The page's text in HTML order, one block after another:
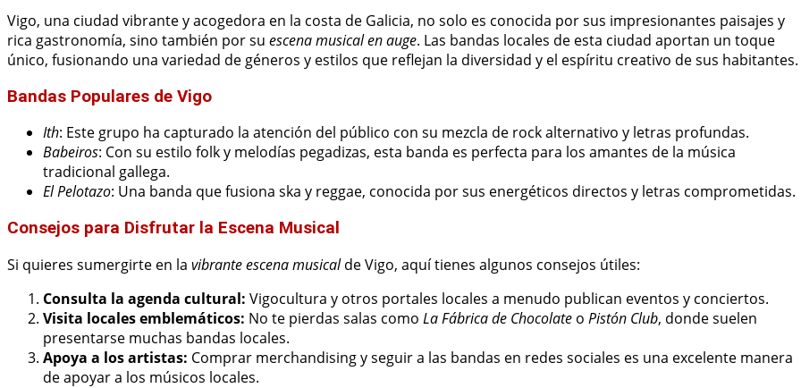
Vigo, una ciudad vibrante y acogedora en la costa de Galicia, no solo es conocida por sus impresionantes paisajes y
rica gastronomía, sino también por su escena musical en auge. Las bandas locales de esta ciudad aportan un toque
único, fusionando una variedad de géneros y estilos que reflejan la diversidad y el espíritu creativo de sus habitantes.
Bandas Populares de Vigo
Ith: Este grupo ha capturado la atención del público con su mezcla de rock alternativo y letras profundas.
Babeiros: Con su estilo folk y melodías pegadizas, esta banda es perfecta para los amantes de la música
tradicional gallega.
El Pelotazo: Una banda que fusiona ska y reggae, conocida por sus energéticos directos y letras comprometidas.
Consejos para Disfrutar la Escena Musical
Si quieres sumergirte en la vibrante escena musicalde Vigo, aquí tienes algunos consejos útiles:
Consulta la agenda cultural: Vigocultura y otros portales locales a menudo publican eventos y conciertos.
Visita locales emblemáticos: No te pierdas salas como La Fábrica de Chocolate o Pistón Club, donde suelen
presentarse muchas bandas locales.
Apoya a los artistas: Comprar merchandising y seguir a las bandas en redes sociales es una excelente manera
de apoyar a los músicos locales.